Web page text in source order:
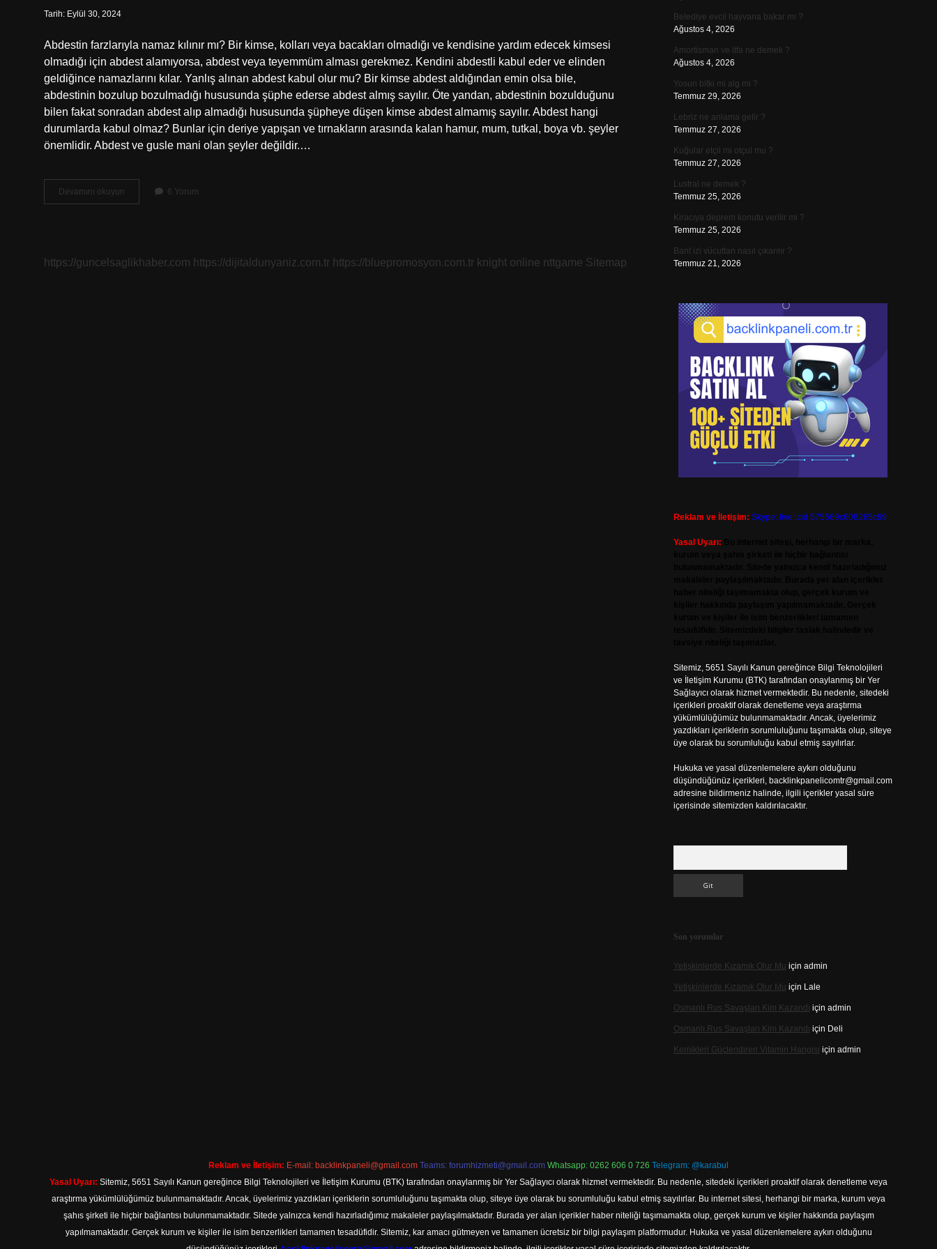
Tarih: Eylül 30, 2024
Abdestin farzlarıyla namaz kılınır mı? Bir kimse, kolları veya bacakları olmadığı ve kendisine yardım edecek kimsesi
olmadığı için abdest alamıyorsa, abdest veya teyemmüm alması gerekmez. Kendini abdestli kabul eder ve elinden
geldiğince namazlarını kılar. Yanlış alınan abdest kabul olur mu? Bir kimse abdest aldığından emin olsa bile,
abdestinin bozulup bozulmadığı hususunda şüphe ederse abdest almış sayılır. Öte yandan, abdestinin bozulduğunu
bilen fakat sonradan abdest alıp almadığı hususunda şüpheye düşen kimse abdest almamış sayılır. Abdest hangi
durumlarda kabul olmaz? Bunlar için deriye yapışan ve tırnakların arasında kalan hamur, mum, tutkal, boya vb. şeyler
önemlidir. Abdest ve gusle mani olan şeyler değildir.…
Devamını okuyun Abdestin
Farzları
6 Yorum
https://guncelsaglikhaber.com https://dijitaldunyaniz.com.tr https://bluepromosyon.com.tr knight online nttgame Sitemap
Belediye evcil hayvana bakar mı ?
Ağustos 4, 2026
Amortisman ve itfa ne demek ?
Ağustos 4, 2026
Yosun bitki mi alg mi ?
Temmuz 29, 2026
Lebriz ne anlama gelir ?
Temmuz 27, 2026
Kuğular etçil mi otçul mu ?
Temmuz 27, 2026
Lustral ne demek ?
Temmuz 25, 2026
Kiracıya deprem konutu verilir mi ?
Temmuz 25, 2026
Bant izi vücuttan nasıl çıkarılır ?
Temmuz 21, 2026
Reklam ve İletişim: Skype: live:.cid.575569c608265c69
Yasal Uyarı:
Sitemiz, 5651 Sayılı Kanun gereğince Bilgi Teknolojileri
ve İletişim Kurumu (BTK) tarafından onaylanmış bir Yer
Sağlayıcı olarak hizmet vermektedir. Bu nedenle, sitedeki
içerikleri proaktif olarak denetleme veya araştırma
yükümlülüğümüz bulunmamaktadır. Ancak, üyelerimiz
yazdıkları içeriklerin sorumluluğunu taşımakta olup, siteye
üye olarak bu sorumluluğu kabul etmiş sayılırlar.
Hukuka ve yasal düzenlemelere aykırı olduğunu
düşündüğünüz içerikleri, backlinkpanelicomtr@gmail.com
adresine bildirmeniz halinde, ilgili içerikler yasal süre
içerisinde sitemizden kaldırılacaktır.
Son yorumlar
Yetişkinlerde Kızamık Olur Mu için admin
Yetişkinlerde Kızamık Olur Mu için Lale
Osmanlı Rus Savaşları Kim Kazandı için admin
Osmanlı Rus Savaşları Kim Kazandı için Deli
Kemikleri Güçlendiren Vitamin Hangisi için admin
Reklam ve İletişim: E-mail: backlinkpaneli@gmail.com Teams: forumhizmeti@gmail.com Whatsapp: 0262 606 0 726 Telegram: @karabul
Yasal Uyarı: Sitemiz, 5651 Sayılı Kanun gereğince Bilgi Teknolojileri ve İletişim Kurumu (BTK) tarafından onaylanmış bir Yer Sağlayıcı olarak hizmet vermektedir. Bu nedenle, sitedeki içerikleri proaktif olarak denetleme veya
araştırma yükümlülüğümüz bulunmamaktadır. Ancak, üyelerimiz yazdıkları içeriklerin sorumluluğunu taşımakta olup, siteye üye olarak bu sorumluluğu kabul etmiş sayılırlar. Bu internet sitesi, herhangi bir marka, kurum veya
şahıs şirketi ile hiçbir bağlantısı bulunmamaktadır. Sitede yalnızca kendi hazırladığımız makaleler paylaşılmaktadır. Burada yer alan içerikler haber niteliği taşımamakta olup, gerçek kurum ve kişiler hakkında paylaşım
yapılmamaktadır. Gerçek kurum ve kişiler ile isim benzerlikleri tamamen tesadüfidir. Sitemiz, kar amacı gütmeyen ve tamamen ücretsiz bir bilgi paylaşım platformudur. Hukuka ve yasal düzenlemelere aykırı olduğunu